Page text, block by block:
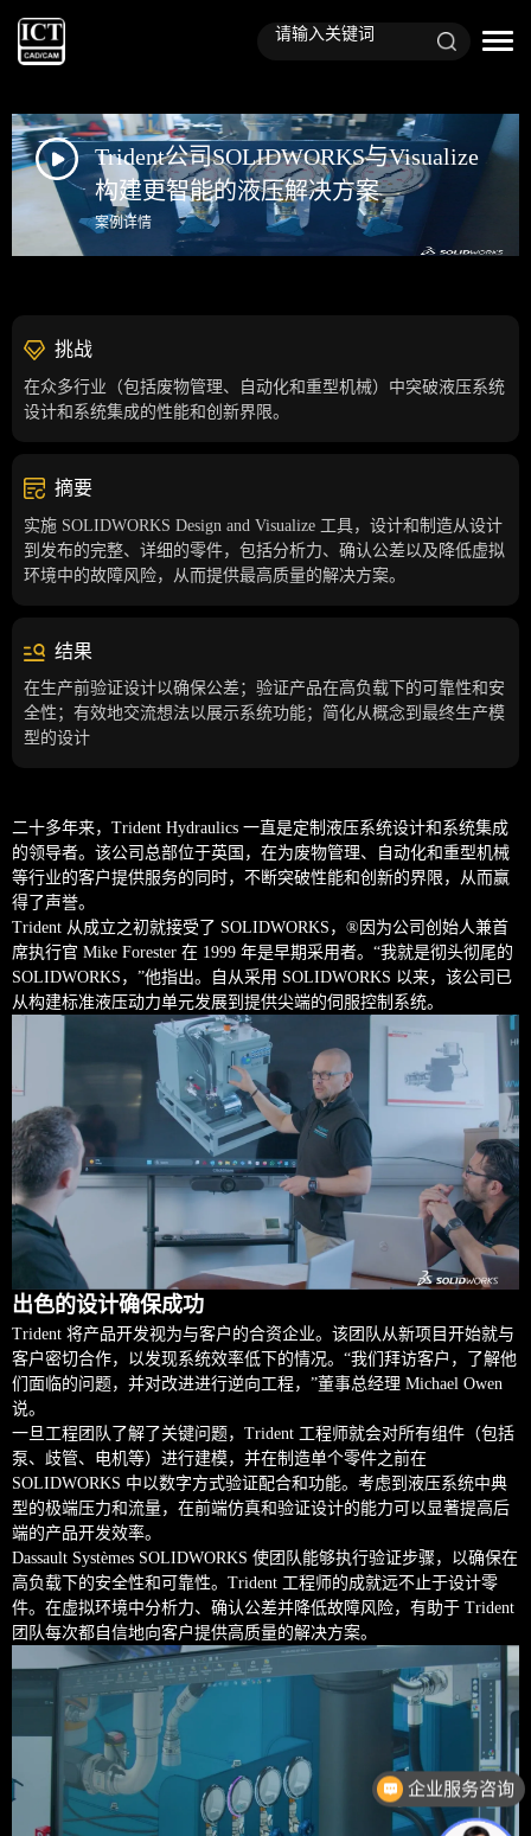
Trident公司SOLIDWORKS与Visualize
构建更智能的液压解决方案
案例详情
挑战
在众多行业（包括废物管理、自动化和重型机械）中突破液压系统
设计和系统集成的性能和创新界限。
摘要
实施 SOLIDWORKS Design and Visualize 工具，设计和制造从设计
到发布的完整、详细的零件，包括分析力、确认公差以及降低虚拟
环境中的故障风险，从而提供最高质量的解决方案。
结果
在生产前验证设计以确保公差；验证产品在高负载下的可靠性和安
全性；有效地交流想法以展示系统功能；简化从概念到最终生产模
型的设计
二十多年来，Trident Hydraulics 一直是定制液压系统设计和系统集成
的领导者。该公司总部位于英国，在为废物管理、自动化和重型机械
等行业的客户提供服务的同时，不断突破性能和创新的界限，从而赢
得了声誉。
Trident 从成立之初就接受了 SOLIDWORKS，®因为公司创始人兼首
席执行官 Mike Forester 在 1999 年是早期采用者。“我就是彻头彻尾的
SOLIDWORKS，”他指出。自从采用 SOLIDWORKS 以来，该公司已
从构建标准液压动力单元发展到提供尖端的伺服控制系统。
出色的设计确保成功
Trident 将产品开发视为与客户的合资企业。该团队从新项目开始就与
客户密切合作，以发现系统效率低下的情况。“我们拜访客户，了解他
们面临的问题，并对改进进行逆向工程，”董事总经理 Michael Owen
说。
一旦工程团队了解了关键问题，Trident 工程师就会对所有组件（包括
泵、歧管、电机等）进行建模，并在制造单个零件之前在
SOLIDWORKS 中以数字方式验证配合和功能。考虑到液压系统中典
型的极端压力和流量，在前端仿真和验证设计的能力可以显著提高后
端的产品开发效率。
Dassault Systèmes SOLIDWORKS 使团队能够执行验证步骤，以确保在
高负载下的安全性和可靠性。Trident 工程师的成就远不止于设计零
件。在虚拟环境中分析力、确认公差并降低故障风险，有助于 Trident
团队每次都自信地向客户提供高质量的解决方案。
企业服务咨询